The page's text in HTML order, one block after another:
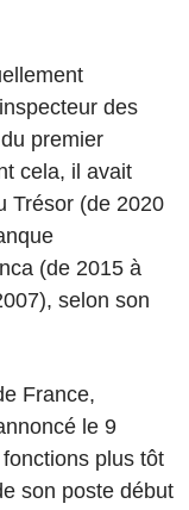
des
premier
cela, il avait
Trésor (de 2020
(de 2015 à
selon son
France,
le 9
plus tôt
son poste début